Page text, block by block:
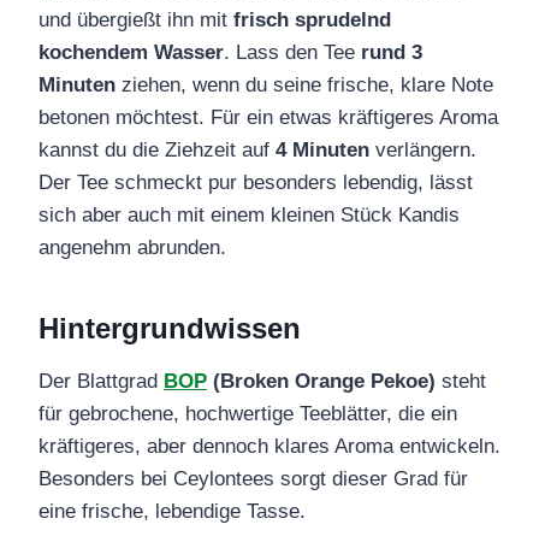
und übergießt ihn mit frisch sprudelnd
kochendem Wasser. Lass den Tee rund 3
Minuten ziehen, wenn du seine frische, klare Note
betonen möchtest. Für ein etwas kräftigeres Aroma
kannst du die Ziehzeit auf 4 Minuten verlängern.
Der Tee schmeckt pur besonders lebendig, lässt
sich aber auch mit einem kleinen Stück Kandis
angenehm abrunden.
Hintergrundwissen
Der Blattgrad BOP (Broken Orange Pekoe) steht
für gebrochene, hochwertige Teeblätter, die ein
kräftigeres, aber dennoch klares Aroma entwickeln.
Besonders bei Ceylontees sorgt dieser Grad für
eine frische, lebendige Tasse.